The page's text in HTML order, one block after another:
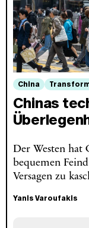
China
Chinas
Der Westen hat
bequemen
Versagen zu
Yanis Varoufakis